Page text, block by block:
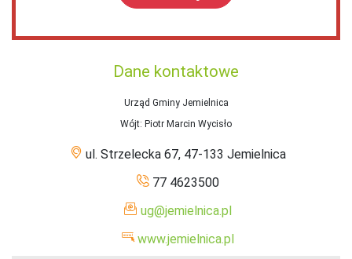
Dane kontaktowe
Urząd Gminy Jemielnica
Wójt: Piotr Marcin Wycisło
ul. Strzelecka 67, 47-133 Jemielnica
77 4623500
ug@jemielnica.pl
www.jemielnica.pl